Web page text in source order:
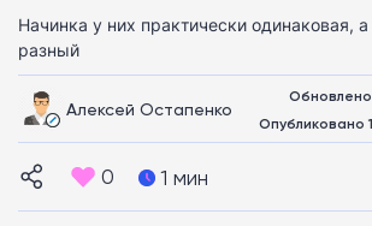
Начинка у них практически одинаковая, а
разный
Алексей Остапенко
Обновлено
Опубликовано
0 1 мин